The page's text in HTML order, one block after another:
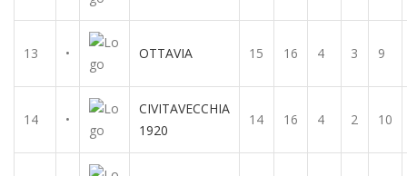
13 • OTTAVIA 15 16 4 3 9
14 •
CIVITAVECCHIA
1920
14 16 4 2 10